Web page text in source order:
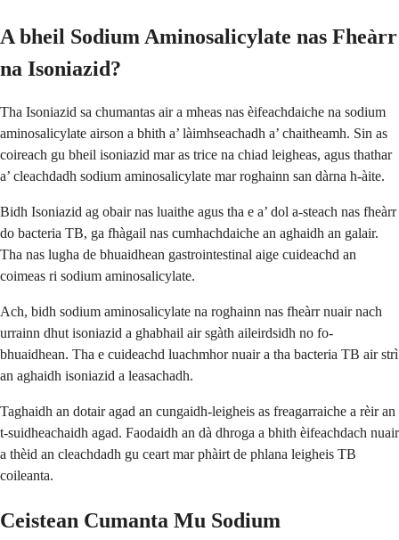
A bheil Sodium Aminosalicylate nas Fheàrr
na Isoniazid?
Tha Isoniazid sa chumantas air a mheas nas èifeachdaiche na sodium
aminosalicylate airson a bhith a’ làimhseachadh a’ chaitheamh. Sin as
coireach gu bheil isoniazid mar as trice na chiad leigheas, agus thathar
a’ cleachdadh sodium aminosalicylate mar roghainn san dàrna h-àite.
Bidh Isoniazid ag obair nas luaithe agus tha e a’ dol a-steach nas fheàrr
do bacteria TB, ga fhàgail nas cumhachdaiche an aghaidh an galair.
Tha nas lugha de bhuaidhean gastrointestinal aige cuideachd an
coimeas ri sodium aminosalicylate.
Ach, bidh sodium aminosalicylate na roghainn nas fheàrr nuair nach
urrainn dhut isoniazid a ghabhail air sgàth aileirdsidh no fo-
bhuaidhean. Tha e cuideachd luachmhor nuair a tha bacteria TB air strì
an aghaidh isoniazid a leasachadh.
Taghaidh an dotair agad an cungaidh-leigheis as freagarraiche a rèir an
t-suidheachaidh agad. Faodaidh an dà dhroga a bhith èifeachdach nuair
a thèid an cleachdadh gu ceart mar phàirt de phlana leigheis TB
coileanta.
Ceistean Cumanta Mu Sodium